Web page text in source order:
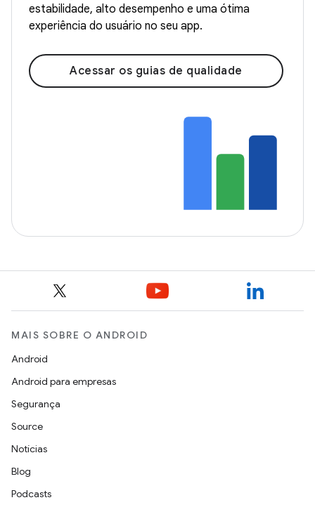
estabilidade, alto desempenho e uma ótima
experiência do usuário no seu app.
Acessar os guias de qualidade
MAIS SOBRE O ANDROID
Android
Android para empresas
Segurança
Source
Notícias
Blog
Podcasts